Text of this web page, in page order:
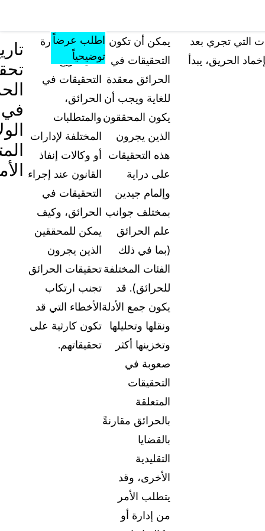
الأسعار
المعرفة
تشمل كل ما
يقدمه الموقع من
أدوات ومواد
تعليمية ومعرفية
الأسئلة الشائعة
إجابات على أسئلتكم الأكثر شيوعاً حول "كيس
المدونة
نصائح التعتيم، وأدلة الاستخدام، وأخبار القطاع
تجارب العملاء
تعرف على كيفية مواجهة العملاء لتحديات التعتيم
أرض الواقع باستخدام كيس جارد
وثائق شاملة وأدلة المستخدمين لتطبيق "كيس
ما الجديد
استكشف آخر تحديثات كيس جارد وتعرف على
استخدام الميزات الجديدة
قصص النجاح
استمع مباشرة إلى تجارب الأشخاص الذين
كيس جارد يومياً
عن الشركة
مسيرتنا، رؤيتنا، والمبادئ التي نؤمن بها
الوظائف
والفعالياتاطلب عرضاً
توضيحياً
التي تجري بعد
الحريق، يبدأ
يمكن أن تكون
التحقيقات في
الحرائق معقدة
للغاية ويجب أن
يكون المحققون
الذين يجرون
هذه التحقيقات
على دراية
وإلمام جيدين
بمختلف جوانب
علم الحرائق
(بما في ذلك
الفئات المختلفة
للحرائق). قد
يكون جمع الأدلة
ونقلها وتحليلها
وتخزينها أكثر
صعوبة في
التحقيقات
المتعلقة
بالحرائق مقارنةً
بالقضايا
التقليدية
الأخرى، وقد
يتطلب الأمر
من إدارة أو
نلقي هنا نظرة
على تاريخ
التحقيقات في
الحرائق،
والمتطلبات
المختلفة لإدارات
أو وكالات إنفاذ
القانون عند إجراء
التحقيقات في
الحرائق، وكيف
يمكن للمحققين
الذين يجرون
تحقيقات الحرائق
تجنب ارتكاب
الأخطاء التي قد
تكون كارثية على
تحقيقاتهم.
في